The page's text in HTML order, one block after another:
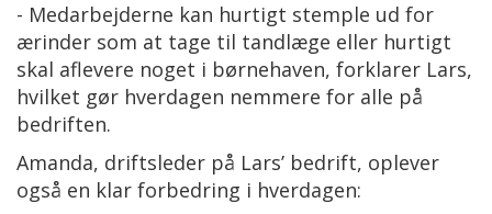
- Medarbejderne kan hurtigt stemple ud for
ærinder som at tage til tandlæge eller hurtigt
skal aflevere noget i børnehaven, forklarer Lars,
hvilket gør hverdagen nemmere for alle på
bedriften.
Amanda, driftsleder på Lars’ bedrift, oplever
også en klar forbedring i hverdagen: